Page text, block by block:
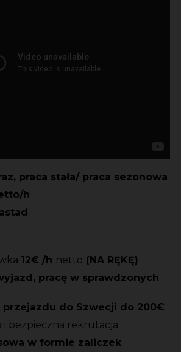
praca stała/ praca sezonowa
h
12€ /h netto (NA RĘKĘ)
pracę w sprawdzonych
do Szwecji do 200€
i bezpieczna rekrutacja
w formie zaliczek